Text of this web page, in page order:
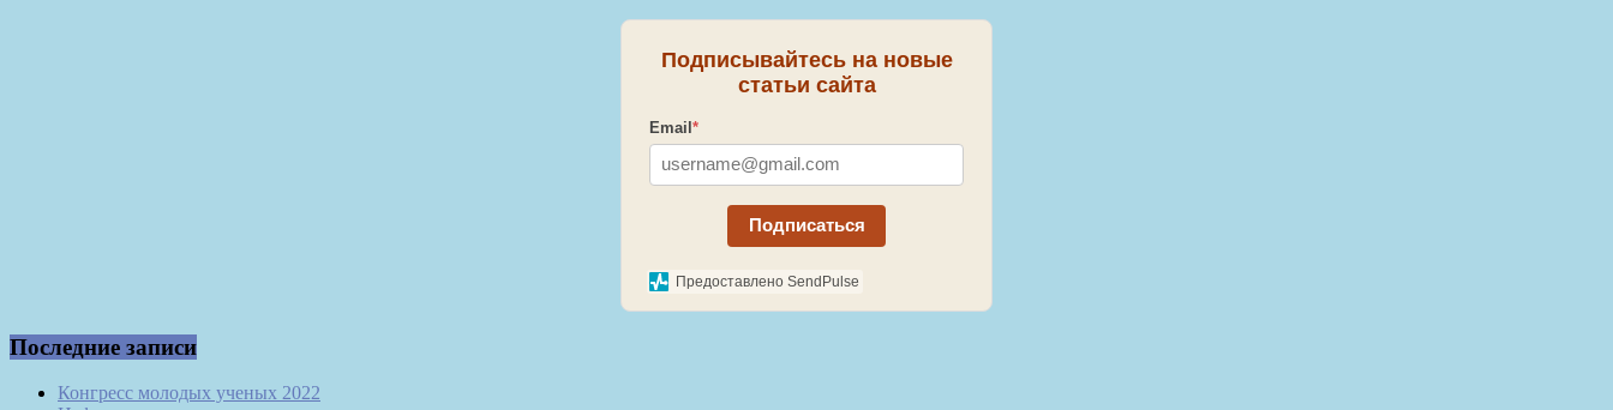
Подписывайтесь на новые
статьи сайта
Email *
Подписаться
Предоставлено SendPulse
Последние записи
Конгресс молодых ученых 2022